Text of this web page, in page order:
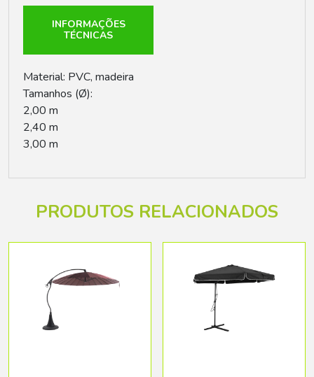
INFORMAÇÕES
TÉCNICAS
Material: PVC, madeira
Tamanhos (Ø):
2,00 m
2,40 m
3,00 m
PRODUTOS RELACIONADOS